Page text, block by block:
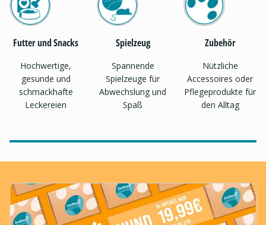
Futter und Snacks
Hochwertige,
gesunde und
schmackhafte
Leckereien
Spielzeug
Spannende
Spielzeuge für
Abwechslung und
Spaß
Zubehör
Nützliche
Accessoires oder
Pflegeprodukte für
den Alltag